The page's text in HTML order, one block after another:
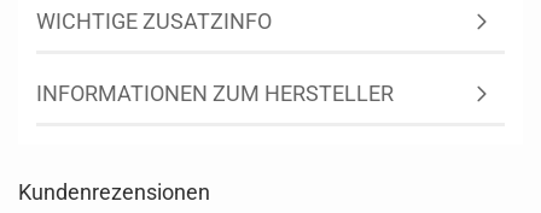
WICHTIGE ZUSATZINFO
INFORMATIONEN ZUM HERSTELLER
Kundenrezensionen